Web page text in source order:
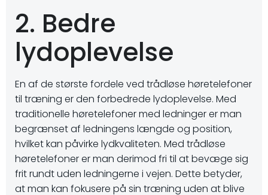
2. Bedre
lydoplevelse
En af de største fordele ved trådløse høretelefoner
til træning er den forbedrede lydoplevelse. Med
traditionelle høretelefoner med ledninger er man
begrænset af ledningens længde og position,
hvilket kan påvirke lydkvaliteten. Med trådløse
høretelefoner er man derimod fri til at bevæge sig
frit rundt uden ledningerne i vejen. Dette betyder,
at man kan fokusere på sin træning uden at blive